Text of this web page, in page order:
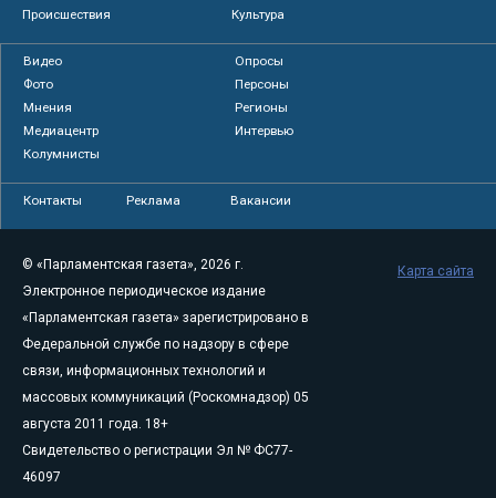
Происшествия
Культура
Видео
Опросы
Фото
Персоны
Мнения
Регионы
Медиацентр
Интервью
Колумнисты
Контакты Реклама Вакансии
© «Парламентская газета», 2026 г.
Электронное периодическое издание
«Парламентская газета» зарегистрировано в
Федеральной службе по надзору в сфере
связи, информационных технологий и
массовых коммуникаций (Роскомнадзор) 05
августа 2011 года. 18+
Свидетельство о регистрации Эл № ФС77-
46097
Карта сайта